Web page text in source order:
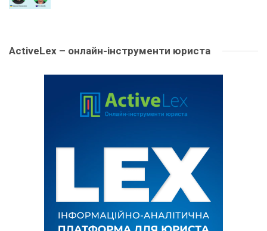
ActiveLex – онлайн-інструменти юриста